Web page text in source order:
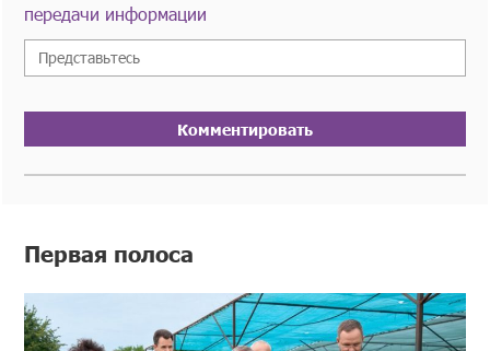
передачи информации
Комментировать
Первая полоса